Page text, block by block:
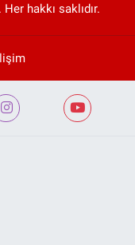
hakkı saklıdır.